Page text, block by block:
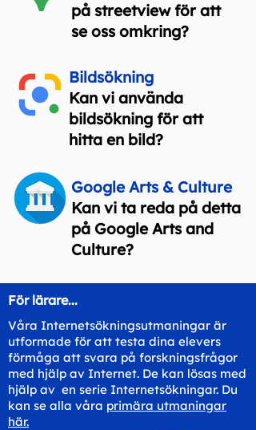
på streetview för att
se oss omkring?
Bildsökning
Kan vi använda
bildsökning för att
hitta en bild?
Google Arts & Culture
Kan vi ta reda på detta
på Google Arts and
Culture?
För lärare...
Våra Internetsökningsutmaningar är
utformade för att testa dina elevers
förmåga att svara på forskningsfrågor
med hjälp av Internet. De kan lösas med
hjälp av en serie Internetsökningar. Du
kan se alla våra primära utmaningar
här.